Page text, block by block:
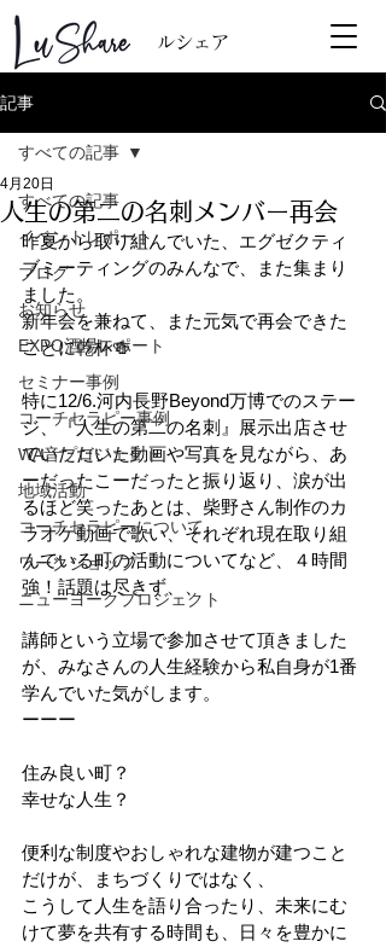
ルシェア
記事
すべての記事
イベントレポート
ブログ
お知らせ
EXPO酒場レポート
セミナー事例
コーチセラピー事例
WA音プロジェクト
地域活動
コーチセラピーについて
ワークショップ
ニューヨークプロジェクト
すべての記事
人生の第二の名刺メンバー再会
4月20日
昨夏から取り組んでいた、エグゼクティ
ブミーティングのみんなで、また集まり
ました。
新年会を兼ねて、また元気で再会できた
ことに乾杯🍻
特に12/6.河内長野Beyond万博でのステー
ジ、『人生の第二の名刺』展示出店させ
ていただいた動画や写真を見ながら、あ
ーだったこーだったと振り返り、涙が出
るほど笑ったあとは、柴野さん制作のカ
ラオケ動画で歌い、それぞれ現在取り組
んでいる町の活動についてなど、４時間
強！話題は尽きず、、
講師という立場で参加させて頂きました
が、みなさんの人生経験から私自身が1番
学んでいた気がします。
ーーー
住み良い町？
幸せな人生？
便利な制度やおしゃれな建物が建つこと
だけが、まちづくりではなく、
こうして人生を語り合ったり、未来にむ
けて夢を共有する時間も、日々を豊かに